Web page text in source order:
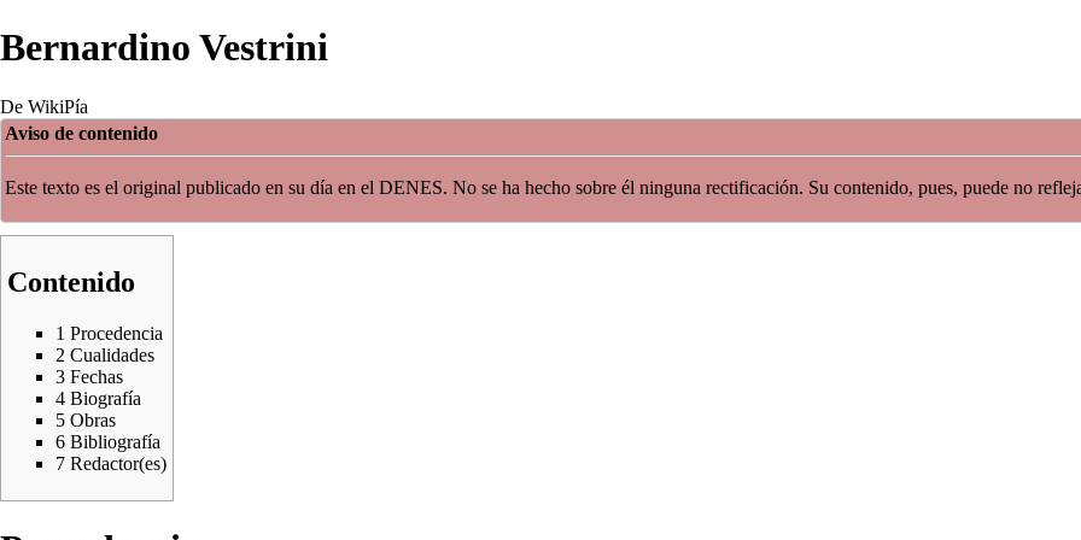
Bernardino Vestrini
De WikiPía
Aviso de contenido
Este texto es el original publicado en su día en el DENES. No se ha hecho sobre él ninguna rectificación. Su contenido, pues, puede no
Contenido
1 Procedencia
2 Cualidades
3 Fechas
4 Biografía
5 Obras
6 Bibliografía
7 Redactor(es)